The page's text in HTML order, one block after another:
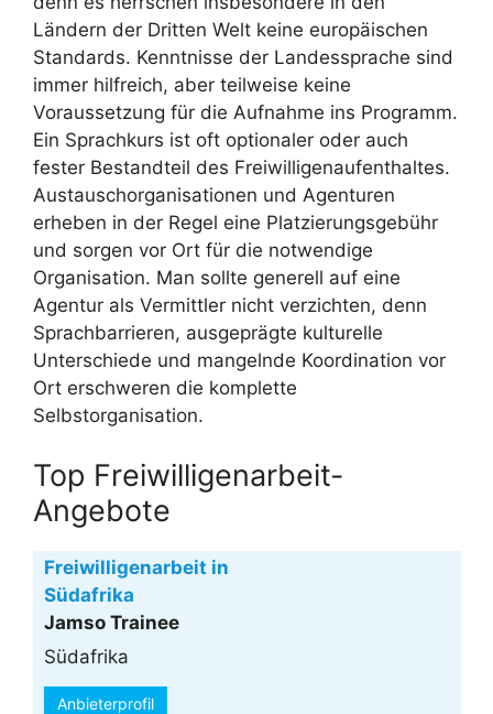
Ländern der Dritten Welt keine europäischen
Standards. Kenntnisse der Landessprache sind
immer hilfreich, aber teilweise keine
Voraussetzung für die Aufnahme ins Programm.
Ein Sprachkurs ist oft optionaler oder auch
fester Bestandteil des Freiwilligenaufenthaltes.
Austauschorganisationen und Agenturen
erheben in der Regel eine Platzierungsgebühr
und sorgen vor Ort für die notwendige
Organisation. Man sollte generell auf eine
Agentur als Vermittler nicht verzichten, denn
Sprachbarrieren, ausgeprägte kulturelle
Unterschiede und mangelnde Koordination vor
Ort erschweren die komplette
Selbstorganisation.
Top Freiwilligenarbeit-
Angebote
Freiwilligenarbeit in
Südafrika
Jamso Trainee
Südafrika
Anbieterprofil